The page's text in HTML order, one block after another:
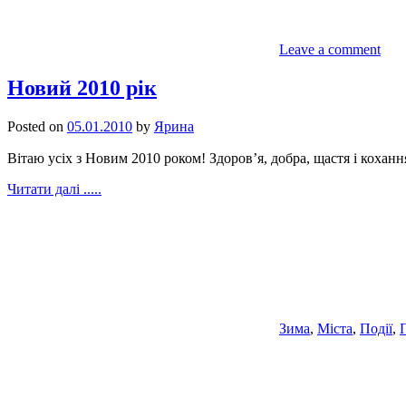
Leave a comment
Новий 2010 рік
Posted on 05.01.2010 by Ярина
Вітаю усіх з Новим 2010 роком! Здоров’я, добра, щастя і
Читати далі .....
Зима, Міста, Події,